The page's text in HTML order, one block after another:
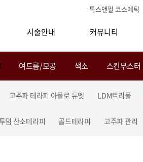
톡스앤필 코스메틱
시술안내 커뮤니티
여드름/모공 색소 스킨부스터
고주파 테라피 아폴로 듀엣 LDM트리플
덤 산소테라피 골드테라피 고주파 관리